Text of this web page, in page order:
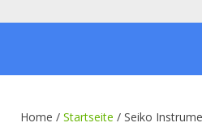
Home / Startseite / Seiko